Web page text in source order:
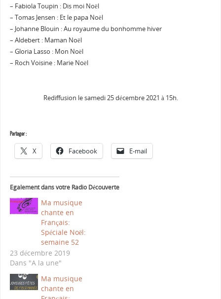
– Fabiola Toupin : Dis moi Noël
– Tomas Jensen : Et le papa Noël
– Johanne Blouin : Au royaume du bonhomme hiver
– Aldebert : Maman Noël
– Gloria Lasso : Mon Noël
– Roch Voisine : Marie Noël
Rediffusion le samedi 25 décembre 2021 à 15h.
Partager :
X Facebook E-mail
Egalement dans votre Radio Découverte
Ma musique
chante en
Français:
Spéciale Noël:
semaine 52
23 décembre 2019
Dans "A la une"
Ma musique
chante en